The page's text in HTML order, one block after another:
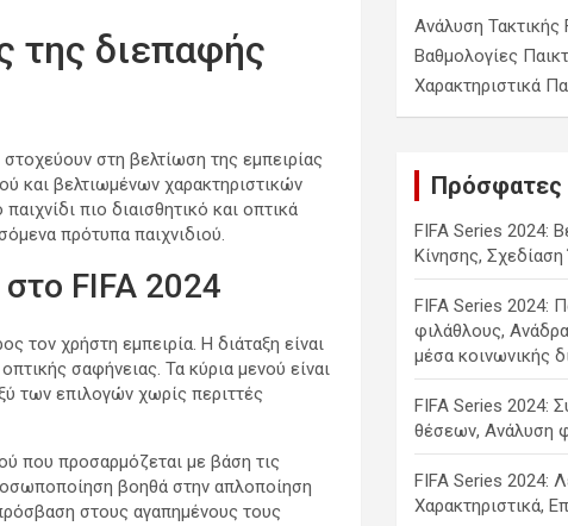
της διεπαφής
στη βελτίωση της εμπειρίας
και βελτιωμένων χαρακτηριστικών
πιο διαισθητικό και οπτικά
πρότυπα παιχνιδιού.
FIFA 2024
τον χρήστη εμπειρία. Η διάταξη είναι
σαφήνειας. Τα κύρια μενού είναι
των επιλογών χωρίς περιττές
που προσαρμόζεται με βάση τις
βοηθά στην απλοποίηση
στους αγαπημένους τους
Ανάλυση Τακτικής
Βαθμολογίες
Χαρακτηριστικά
Πρόσφατες
FIFA Series 2024:
Κίνησης,
FIFA Series 2024:
φιλάθλους,
μέσα κοινωνικής
FIFA Series 2024:
θέσεων, Ανάλυση
FIFA Series 2024:
Χαρακτηριστικά,